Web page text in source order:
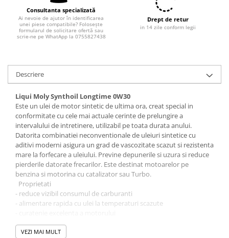
Filtre combustibil
Filtre habitaclu
Filtre uscator
Filtre epurator
Sistem franare
Placute frana
Discuri frana
Saboti frana
Senzori uzura placute
Tamburi frana
Cablu frana de mana
Suport etrier
Electrice
Bujii incandescente
Kit distributie
Consultanta specializată
Ai nevoie de ajutor în identificarea
unei piese compatibile? Folosește
formularul de solicitare ofertă sau
scrie-ne pe WhatApp la 0755827438
Drept de retur
in 14 zile conform legii
Descriere
Liqui Moly Synthoil Longtime 0W30
Este un ulei de motor sintetic de ultima ora, creat special in
conformitate cu cele mai actuale cerinte de prelungire a
intervalului de intretinere, utilizabil pe toata durata anului.
Datorita combinatiei neconventionale de uleiuri sintetice cu
aditivi moderni asigura un grad de vascozitate scazut si rezistenta
mare la forfecare a uleiului. Previne depunerile si uzura si reduce
pierderile datorate frecarilor. Este destinat motoarelor pe
benzina si motorina cu catalizator sau Turbo.
Proprietati
- reduce vizibil consumul de carburanti
- alimentare rapida cu ulei la temperaturi scazute
- presiune de ulei optima indiferent de turatie
- previne uzura si garanteaza ungerea
VEZI MAI MULT